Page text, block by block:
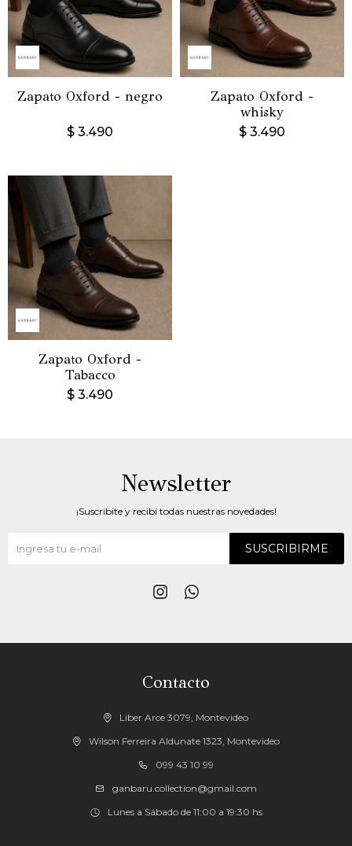
Zapato Oxford - negro
$ 3.490
Zapato Oxford -
whisky
$ 3.490
Zapato Oxford -
Tabacco
$ 3.490
Contacto
Liber Arce 3079, Montevideo
Wilson Ferreira Aldunate 1323, Montevideo
099 43 10 99
ganbaru.collection@gmail.com
Lunes a Sábado de 11:00 a 19:30 hs
Newsletter
¡Suscribite y recibí todas nuestras novedades!
SUSCRIBIRME
 